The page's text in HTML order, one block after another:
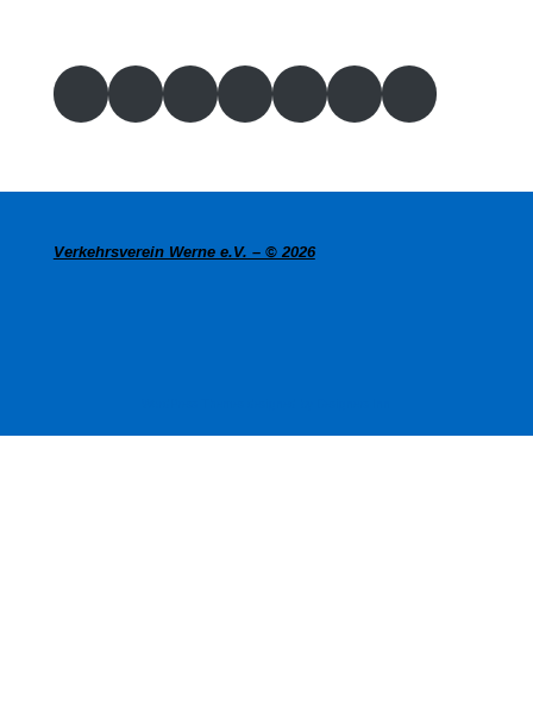
Verkehrsverein Werne e.V. – © 2026